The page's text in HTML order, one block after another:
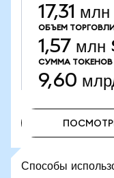
17,31
ОБЪЕМ
1,57 млн
СУММА ТОКЕНОВ
9,60
Способы